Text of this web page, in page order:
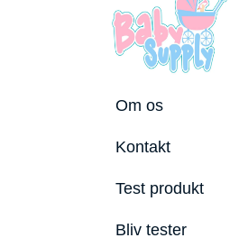
Om os
Kontakt
Test produkt
Bliv tester
Bedste tremmeseng
2026